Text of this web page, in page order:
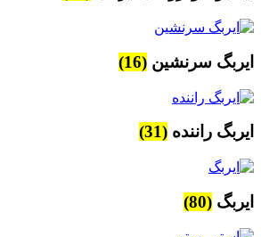
ایربگ سرنشین (16)
ایربگ راننده (31)
ایربگ (80)